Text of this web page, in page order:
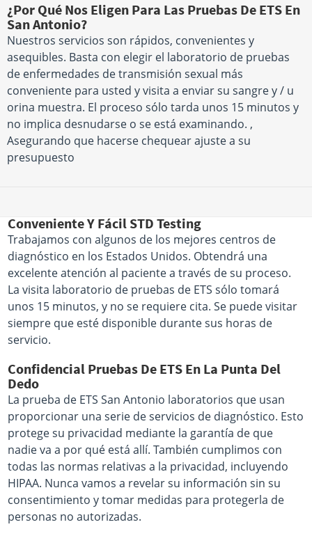
¿Por Qué Nos Eligen Para Las Pruebas De ETS En
San Antonio?
Nuestros servicios son rápidos, convenientes y
asequibles. Basta con elegir el laboratorio de pruebas
de enfermedades de transmisión sexual más
conveniente para usted y visita a enviar su sangre y / u
orina muestra. El proceso sólo tarda unos 15 minutos y
no implica desnudarse o se está examinando. ,
Asegurando que hacerse chequear ajuste a su
presupuesto
Conveniente Y Fácil STD Testing
Trabajamos con algunos de los mejores centros de
diagnóstico en los Estados Unidos. Obtendrá una
excelente atención al paciente a través de su proceso.
La visita laboratorio de pruebas de ETS sólo tomará
unos 15 minutos, y no se requiere cita. Se puede visitar
siempre que esté disponible durante sus horas de
servicio.
Confidencial Pruebas De ETS En La Punta Del
Dedo
La prueba de ETS San Antonio laboratorios que usan
proporcionar una serie de servicios de diagnóstico. Esto
protege su privacidad mediante la garantía de que
nadie va a por qué está allí. También cumplimos con
todas las normas relativas a la privacidad, incluyendo
HIPAA. Nunca vamos a revelar su información sin su
consentimiento y tomar medidas para protegerla de
personas no autorizadas.